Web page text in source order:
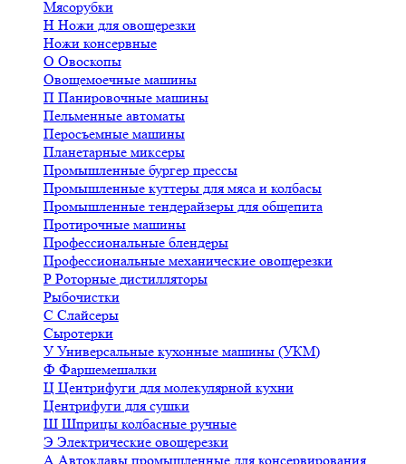
Мясорубки
Н Ножи для овощерезки
Ножи консервные
О Овоскопы
Овощемоечные машины
П Панировочные машины
Пельменные автоматы
Перосъемные машины
Планетарные миксеры
Промышленные бургер прессы
Промышленные куттеры для мяса и колбасы
Промышленные тендерайзеры для общепита
Протирочные машины
Профессиональные блендеры
Профессиональные механические овощерезки
Р Роторные дистилляторы
Рыбочистки
С Слайсеры
Сыротерки
У Универсальные кухонные машины (УКМ)
Ф Фаршемешалки
Ц Центрифуги для молекулярной кухни
Центрифуги для сушки
Ш Шприцы колбасные ручные
Э Электрические овощерезки
А Автоклавы промышленные для консервирования